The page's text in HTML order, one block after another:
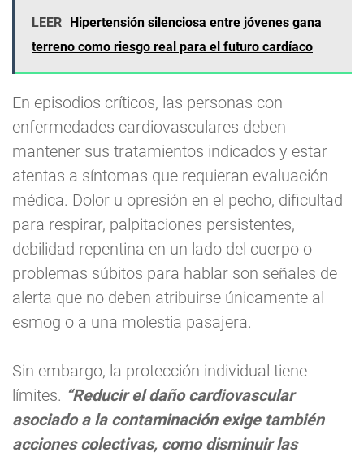
LEER Hipertensión silenciosa entre jóvenes gana
terreno como riesgo real para el futuro cardíaco
En episodios críticos, las personas con
enfermedades cardiovasculares deben
mantener sus tratamientos indicados y estar
atentas a síntomas que requieran evaluación
médica. Dolor u opresión en el pecho, dificultad
para respirar, palpitaciones persistentes,
debilidad repentina en un lado del cuerpo o
problemas súbitos para hablar son señales de
alerta que no deben atribuirse únicamente al
esmog o a una molestia pasajera.
Sin embargo, la protección individual tiene
límites. “Reducir el daño cardiovascular
asociado a la contaminación exige también
acciones colectivas, como disminuir las